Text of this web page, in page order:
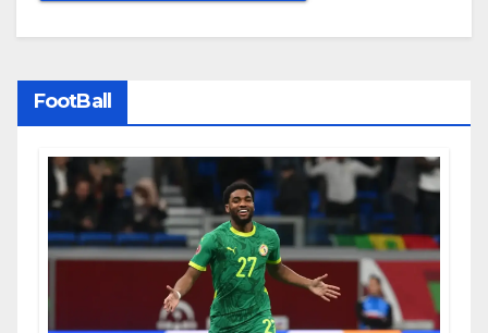
FootBall